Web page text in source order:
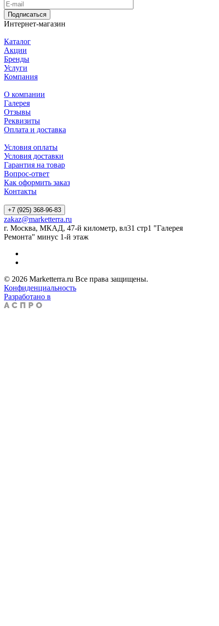
Подписаться
Интернет-магазин
Каталог
Акции
Бренды
Услуги
Компания
О компании
Галерея
Отзывы
Реквизиты
Оплата и доставка
Условия оплаты
Условия доставки
Гарантия на товар
Вопрос-ответ
Как оформить заказ
Контакты
+7 (925) 368-96-83
zakaz@marketterra.ru
г. Москва, МКАД, 47-й километр, вл31 стр1 "Галерея
Ремонта" минус 1-й этаж
© 2026 Marketterra.ru Все права защищены.
Конфиденциальность
Разработано в